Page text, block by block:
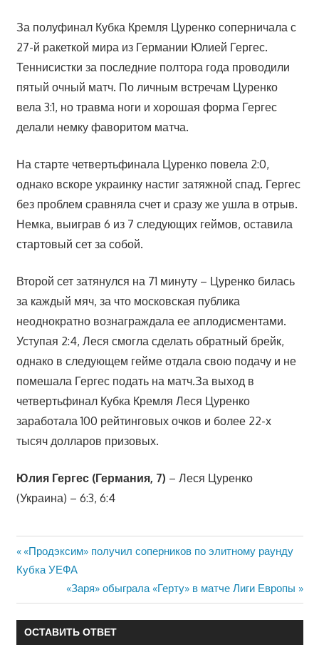
За полуфинал Кубка Кремля Цуренко соперничала с
27-й ракеткой мира из Германии Юлией Гергес.
Теннисистки за последние полтора года проводили
пятый очный матч. По личным встречам Цуренко
вела 3:1, но травма ноги и хорошая форма Гергес
делали немку фаворитом матча.
На старте четвертьфинала Цуренко повела 2:0,
однако вскоре украинку настиг затяжной спад. Гергес
без проблем сравняла счет и сразу же ушла в отрыв.
Немка, выиграв 6 из 7 следующих геймов, оставила
стартовый сет за собой.
Второй сет затянулся на 71 минуту – Цуренко билась
за каждый мяч, за что московская публика
неоднократно вознаграждала ее аплодисментами.
Уступая 2:4, Леся смогла сделать обратный брейк,
однако в следующем гейме отдала свою подачу и не
помешала Гергес подать на матч.За выход в
четвертьфинал Кубка Кремля Леся Цуренко
заработала 100 рейтинговых очков и более 22-х
тысяч долларов призовых.
Юлия Гергес (Германия, 7) – Леся Цуренко
(Украина) – 6:3, 6:4
Навигация
по
записям
Предыдущая
запись:
«Продэксим» получил соперников по элитному раунду
Кубка УЕФА
Следующая
запись:
«Заря» обыграла «Герту» в матче Лиги Европы
ОСТАВИТЬ ОТВЕТ